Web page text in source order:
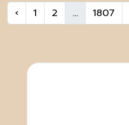
‹ 1 2 ... 1807